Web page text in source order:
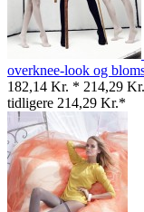
overknee-look og
182,14 Kr. * 214,29
tidligere 214,29 Kr.*